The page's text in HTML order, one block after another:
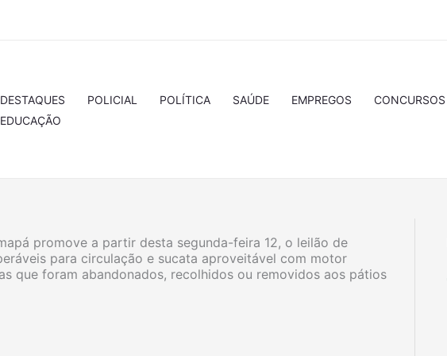
DESTAQUES POLICIAL POLÍTICA SAÚDE EMPREGOS CONCURSOS
EDUCAÇÃO
promove a partir desta segunda-feira 12, o leilão de
para circulação e sucata aproveitável com motor
que foram abandonados, recolhidos ou removidos aos pátios